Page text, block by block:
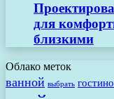
для
близкими
Облако меток
ванной выбрать